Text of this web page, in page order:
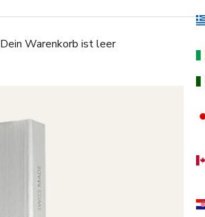
Dein Warenkorb ist leer